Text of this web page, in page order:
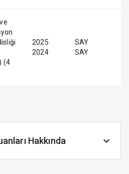
(4
2025
2024
SAY
SAY
Hakkında